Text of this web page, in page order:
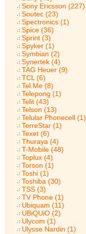
Sony Ericsson (227)
Soutec (23)
Spectronics (1)
Spice (36)
Sprint (3)
Spyker (1)
Symbian (2)
Synertek (4)
TAG Heuer (9)
TCL (6)
Tel.Me (8)
Telepong (1)
Telit (43)
Telson (13)
Telular Phonecell (1)
TerreStar (1)
Texet (6)
Thuraya (4)
T-Mobile (48)
Toplux (4)
Torson (1)
Toshi (1)
Toshiba (30)
TSS (3)
TV Phone (1)
Ubiquam (11)
UBiQUiO (2)
Ulycom (1)
Ulysse Nardin (1)